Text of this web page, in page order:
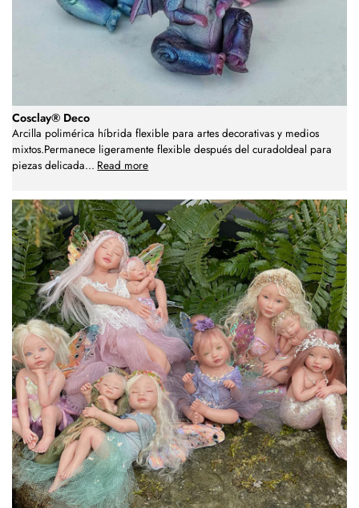
Cosclay® Deco
Arcilla polimérica híbrida flexible para artes decorativas y medios
mixtos.Permanece ligeramente flexible después del curadoIdeal para
piezas delicada... Read more